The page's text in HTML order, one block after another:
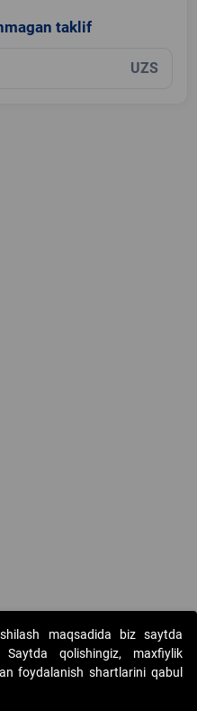
taklif
UZS
auksionlarni
maqsadida biz saytda
Saytda qolishingiz, maxfiylik
foydalanish shartlarini qabul